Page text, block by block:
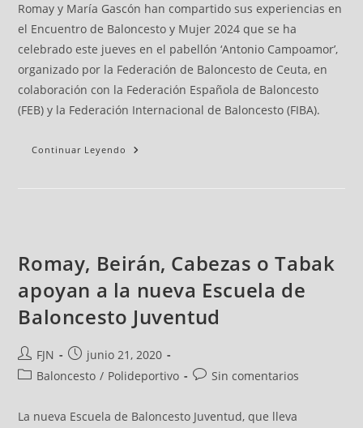
Romay y María Gascón han compartido sus experiencias en
el Encuentro de Baloncesto y Mujer 2024 que se ha
celebrado este jueves en el pabellón ‘Antonio Campoamor’,
organizado por la Federación de Baloncesto de Ceuta, en
colaboración con la Federación Española de Baloncesto
(FEB) y la Federación Internacional de Baloncesto (FIBA).
Continuar Leyendo
Romay, Beirán, Cabezas o Tabak
apoyan a la nueva Escuela de
Baloncesto Juventud
FJN
junio 21, 2020
Baloncesto / Polideportivo Sin comentarios
La nueva Escuela de Baloncesto Juventud, que lleva